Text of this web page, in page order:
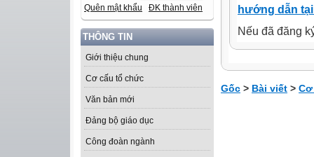
Quên mật khẩu ĐK thành viên
THÔNG TIN
Giới thiệu chung
Cơ cấu tổ chức
Văn bản mới
Đảng bộ giáo dục
Công đoàn ngành
hướng dẫn
Nếu đã đăng
Gốc > Bài viết >